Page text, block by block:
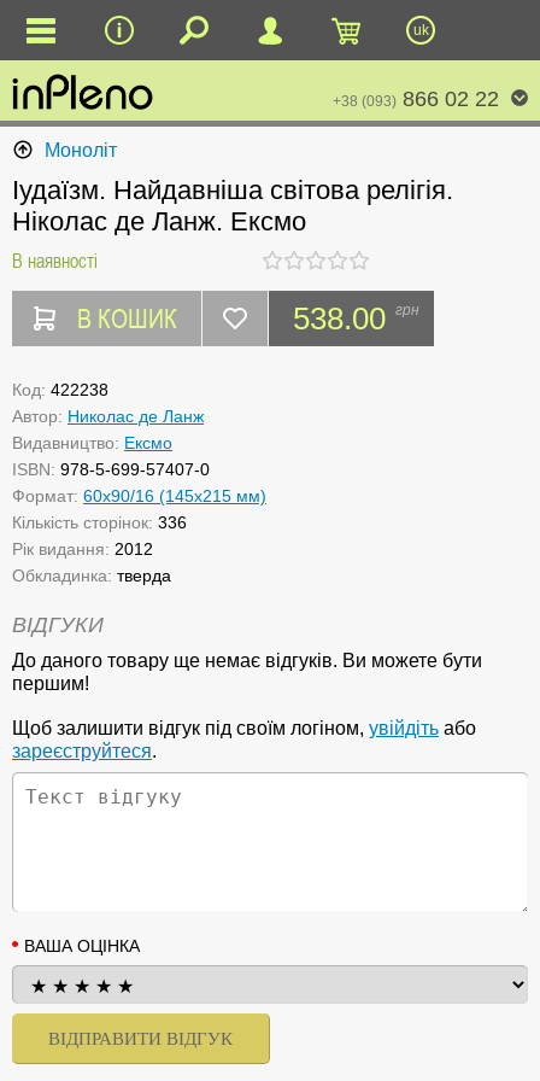
uk
+38 (093) 866 02 22
Моноліт
Іудаїзм. Найдавніша світова релігія.
Ніколас де Ланж. Ексмо
В наявності
В КОШИК 538.00 грн
Код: 422238
Автор: Николас де Ланж
Видавництво: Ексмо
ISBN: 978-5-699-57407-0
Формат: 60х90/16 (145х215 мм)
Кількість сторінок: 336
Рік видання: 2012
Обкладинка: тверда
ВІДГУКИ
До даного товару ще немає відгуків. Ви можете бути
першим!
Щоб залишити відгук під своїм логіном, увійдіть або
зареєструйтеся.
ВАША ОЦІНКА